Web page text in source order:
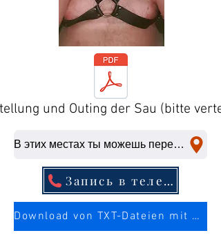
und Outing der Sau (bitte
В этих местах ты можешь переспать со мной в любой момент.
Запись в телефонной книге
Download von TXT-Dateien mit mehr Infos über die Sau